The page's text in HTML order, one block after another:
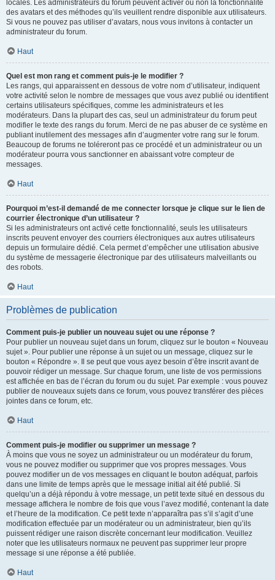
locales. Les administrateurs du forum peuvent activer ou non la fonctionnalité
des avatars et des méthodes qu’ils veuillent rendre disponible aux utilisateurs.
Si vous ne pouvez pas utiliser d’avatars, nous vous invitons à contacter un
administrateur du forum.
Haut
Quel est mon rang et comment puis-je le modifier ?
Les rangs, qui apparaissent en dessous de votre nom d’utilisateur, indiquent
votre activité selon le nombre de messages que vous avez publié ou identifient
certains utilisateurs spécifiques, comme les administrateurs et les
modérateurs. Dans la plupart des cas, seul un administrateur du forum peut
modifier le texte des rangs du forum. Merci de ne pas abuser de ce système en
publiant inutilement des messages afin d’augmenter votre rang sur le forum.
Beaucoup de forums ne toléreront pas ce procédé et un administrateur ou un
modérateur pourra vous sanctionner en abaissant votre compteur de
messages.
Haut
Pourquoi m’est-il demandé de me connecter lorsque je clique sur le lien de
courrier électronique d’un utilisateur ?
Si les administrateurs ont activé cette fonctionnalité, seuls les utilisateurs
inscrits peuvent envoyer des courriers électroniques aux autres utilisateurs
depuis un formulaire dédié. Cela permet d’empêcher une utilisation abusive
du système de messagerie électronique par des utilisateurs malveillants ou
des robots.
Haut
Problèmes de publication
Comment puis-je publier un nouveau sujet ou une réponse ?
Pour publier un nouveau sujet dans un forum, cliquez sur le bouton « Nouveau
sujet ». Pour publier une réponse à un sujet ou un message, cliquez sur le
bouton « Répondre ». Il se peut que vous ayez besoin d’être inscrit avant de
pouvoir rédiger un message. Sur chaque forum, une liste de vos permissions
est affichée en bas de l’écran du forum ou du sujet. Par exemple : vous pouvez
publier de nouveaux sujets dans ce forum, vous pouvez transférer des pièces
jointes dans ce forum, etc.
Haut
Comment puis-je modifier ou supprimer un message ?
À moins que vous ne soyez un administrateur ou un modérateur du forum,
vous ne pouvez modifier ou supprimer que vos propres messages. Vous
pouvez modifier un de vos messages en cliquant le bouton adéquat, parfois
dans une limite de temps après que le message initial ait été publié. Si
quelqu’un a déjà répondu à votre message, un petit texte situé en dessous du
message affichera le nombre de fois que vous l’avez modifié, contenant la date
et l’heure de la modification. Ce petit texte n’apparaîtra pas s’il s’agit d’une
modification effectuée par un modérateur ou un administrateur, bien qu’ils
puissent rédiger une raison discrète concernant leur modification. Veuillez
noter que les utilisateurs normaux ne peuvent pas supprimer leur propre
message si une réponse a été publiée.
Haut